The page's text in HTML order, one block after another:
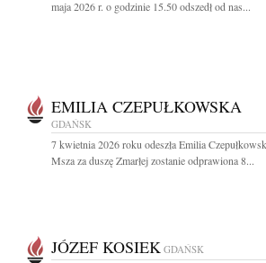
maja 2026 r. o godzinie 15.50 odszedł od nas...
EMILIA CZEPUŁKOWSKA
GDAŃSK
7 kwietnia 2026 roku odeszła Emilia
Msza za duszę Zmarłej zostanie odprawiona 8...
JÓZEF KOSIEK GDAŃSK